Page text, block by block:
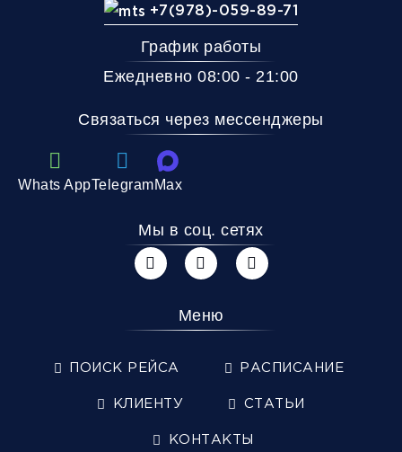
+7(978)-059-89-71
График работы
Ежедневно 08:00 - 21:00
Связаться через мессенджеры
Whats AppTelegramMax
Мы в соц. сетях
Меню
ПОИСК РЕЙСА РАСПИСАНИЕ
КЛИЕНТУ СТАТЬИ
КОНТАКТЫ